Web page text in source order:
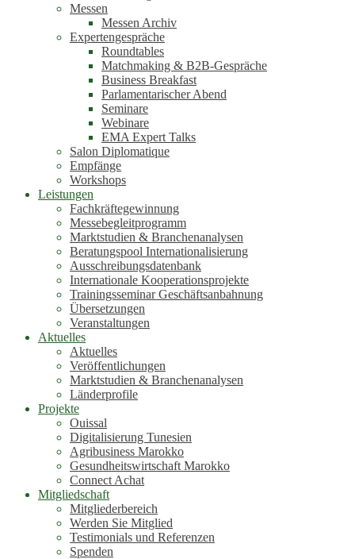
Messen
Messen Archiv
Expertengespräche
Roundtables
Matchmaking & B2B-Gespräche
Business Breakfast
Parlamentarischer Abend
Seminare
Webinare
EMA Expert Talks
Salon Diplomatique
Empfänge
Workshops
Leistungen
Fachkräftegewinnung
Messebegleitprogramm
Marktstudien & Branchenanalysen
Beratungspool Internationalisierung
Ausschreibungsdatenbank
Internationale Kooperationsprojekte
Trainingsseminar Geschäftsanbahnung
Übersetzungen
Veranstaltungen
Aktuelles
Aktuelles
Veröffentlichungen
Marktstudien & Branchenanalysen
Länderprofile
Projekte
Ouissal
Digitalisierung Tunesien
Agribusiness Marokko
Gesundheitswirtschaft Marokko
Connect Achat
Mitgliedschaft
Mitgliederbereich
Werden Sie Mitglied
Testimonials und Referenzen
Spenden